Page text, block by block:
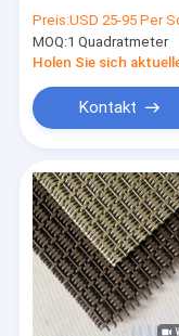
Produkte
Über uns
Fabrik Tour
Architektonische
Drahtnetzplatten
Restaurant
Preis:USD 25-95 Per Square
MOQ:1 Quadratmeter
Holen Sie sich aktuelle
Kontakt